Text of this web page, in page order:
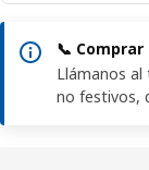
📞
Llámanos
no festivos,